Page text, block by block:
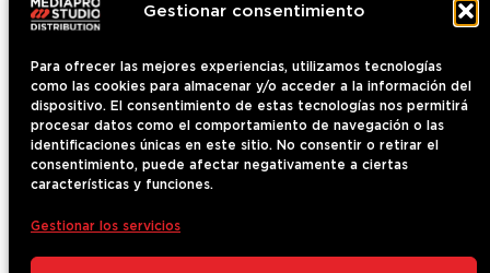
Gestionar consentimiento
Para ofrecer las mejores experiencias, utilizamos tecnologías
como las cookies para almacenar y/o acceder a la información del
dispositivo. El consentimiento de estas tecnologías nos permitirá
procesar datos como el comportamiento de navegación o las
identificaciones únicas en este sitio. No consentir o retirar el
consentimiento, puede afectar negativamente a ciertas
características y funciones.
Gestionar los servicios
Contenido
Quiénes somos
Contacto
Noticias
Aviso Legal